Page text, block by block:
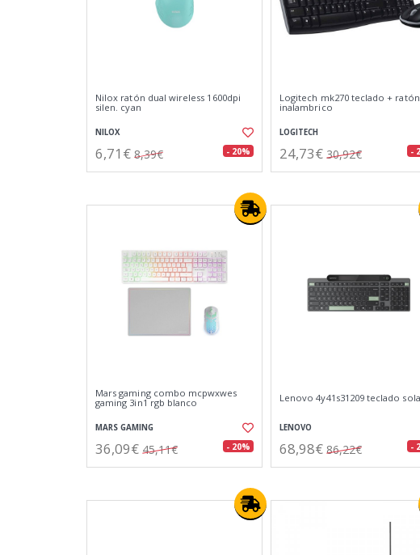
Nilox ratón dual wireless 1600dpi
silen. cyan
NILOX
6,71€ 8,39€ - 20%
Logitech mk270 teclado + ratón
inalambrico
LOGITECH
24,73€ 30,92€ -
Mars gaming combo mcpwxwes
gaming 3in1 rgb blanco
MARS GAMING
36,09€ 45,11€ - 20%
Lenovo 4y41s31209 teclado
LENOVO
68,98€ 86,22€ -